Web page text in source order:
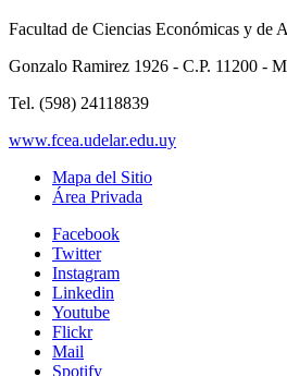
Facultad de Ciencias Económicas y de
Gonzalo Ramirez 1926 - C.P. 11200 -
Tel. (598) 24118839
www.fcea.udelar.edu.uy
Mapa del Sitio
Área Privada
Facebook
Twitter
Instagram
Linkedin
Youtube
Flickr
Mail
Spotify